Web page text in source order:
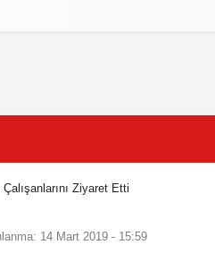
Ziyaret Etti
14 Mart 2019 - 15:59